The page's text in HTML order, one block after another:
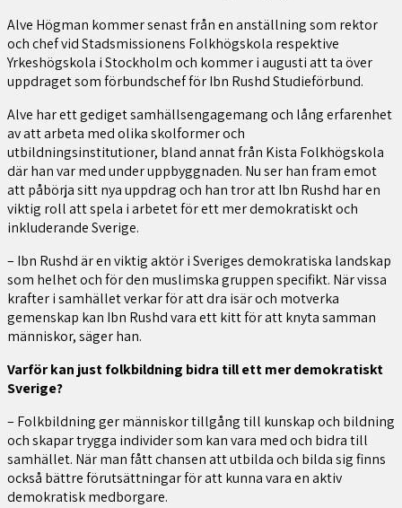
Alve Högman kommer senast från en anställning som rektor
och chef vid Stadsmissionens Folkhögskola respektive
Yrkeshögskola i Stockholm och kommer i augusti att ta över
uppdraget som förbundschef för Ibn Rushd Studieförbund.
Alve har ett gediget samhällsengagemang och lång erfarenhet
av att arbeta med olika skolformer och
utbildningsinstitutioner, bland annat från Kista Folkhögskola
där han var med under uppbyggnaden. Nu ser han fram emot
att påbörja sitt nya uppdrag och han tror att Ibn Rushd har en
viktig roll att spela i arbetet för ett mer demokratiskt och
inkluderande Sverige.
– Ibn Rushd är en viktig aktör i Sveriges demokratiska landskap
som helhet och för den muslimska gruppen specifikt. När vissa
krafter i samhället verkar för att dra isär och motverka
gemenskap kan Ibn Rushd vara ett kitt för att knyta samman
människor, säger han.
Varför kan just folkbildning bidra till ett mer demokratiskt
Sverige?
– Folkbildning ger människor tillgång till kunskap och bildning
och skapar trygga individer som kan vara med och bidra till
samhället. När man fått chansen att utbilda och bilda sig finns
också bättre förutsättningar för att kunna vara en aktiv
demokratisk medborgare.